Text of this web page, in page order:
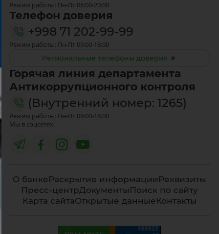
Режим работы: Пн-Пт 08:00-20:00
Телефон доверия
+998 71 202-99-99
Режим работы: Пн-Пт 09:00-18:00
Региональные телефоны доверия
Горячая линия департамента
Антикоррупционного контроля
(Внутренний номер: 1265)
Режим работы: Пн-Пт 09:00-18:00
Мы в соцсетях:
О банкеРаскрытие информации Реквизиты
Пресс-центрДокументы Поиск по сайту
Карта сайтаОткрытые данныеКонтакты